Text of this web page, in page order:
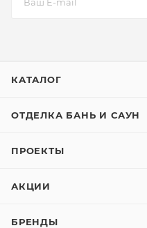
КАТАЛОГ
ОТДЕЛКА БАНЬ И САУН
ПРОЕКТЫ
АКЦИИ
БРЕНДЫ